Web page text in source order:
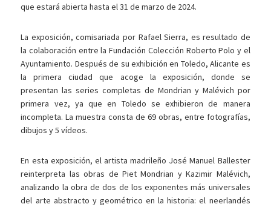
que estará abierta hasta el 31 de marzo de 2024.
La exposición, comisariada por Rafael Sierra, es resultado de
la colaboración entre la Fundación Colección Roberto Polo y el
Ayuntamiento. Después de su exhibición en Toledo, Alicante es
la primera ciudad que acoge la exposición, donde se
presentan las series completas de Mondrian y Malévich por
primera vez, ya que en Toledo se exhibieron de manera
incompleta. La muestra consta de 69 obras, entre fotografías,
dibujos y 5 vídeos.
En esta exposición, el artista madrileño José Manuel Ballester
reinterpreta las obras de Piet Mondrian y Kazimir Malévich,
analizando la obra de dos de los exponentes más universales
del arte abstracto y geométrico en la historia: el neerlandés